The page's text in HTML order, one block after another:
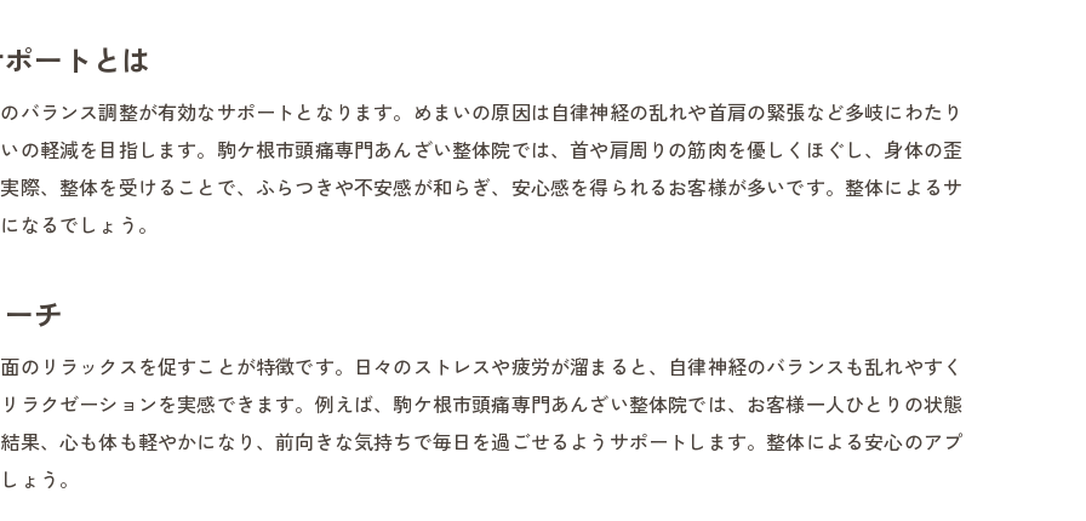
整体が自律神経に与える影響と効果
整体で自律神経を整える実践方法
疲れ目と自律神経の深い関係性を知る
めまい予防に整体ができることとは
整体で身体の疲労が軽減される仕組み
疲れ目にも整体が有効な理由とは
整体はめまい改善にも期待できる
ートとは
バランス調整が有効なサポートとなります。めまいの原因は自律神経の乱れや首肩の緊張など多岐にわたり
の軽減を目指します。駒ケ根市頭痛専門あんざい整体院では、首や肩周りの筋肉を優しくほぐし、身体の歪
際、整体を受けることで、ふらつきや不安感が和らぎ、安心感を得られるお客様が多いです。整体によるサ
なるでしょう。
チ
のリラックスを促すことが特徴です。日々のストレスや疲労が溜まると、自律神経のバランスも乱れやすく
ラクゼーションを実感できます。例えば、駒ケ根市頭痛専門あんざい整体院では、お客様一人ひとりの状態
果、心も体も軽やかになり、前向きな気持ちで毎日を過ごせるようサポートします。整体による安心のアプ
ょう。